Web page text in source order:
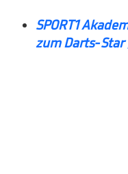
SPORT1
zum Darts-Star